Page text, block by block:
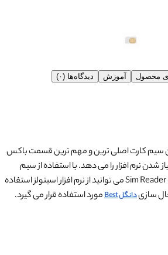
محصول آموزش
دیدگاه‌ها (۰)
سیم کارت اصلی ترین و مهم ترین قسمت باکس
شدن نرم افزار را می دهد. با استفاده از سیم
کارت و قرار دادن در هر گونه Sim Reader می توانید از نرم افزار اسیتولز استفاده
سازیدانگل Best مورد استفاده قرار می گیرد.